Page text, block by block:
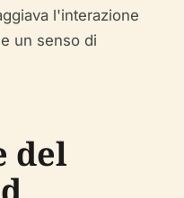
l'interazione
un senso di
del